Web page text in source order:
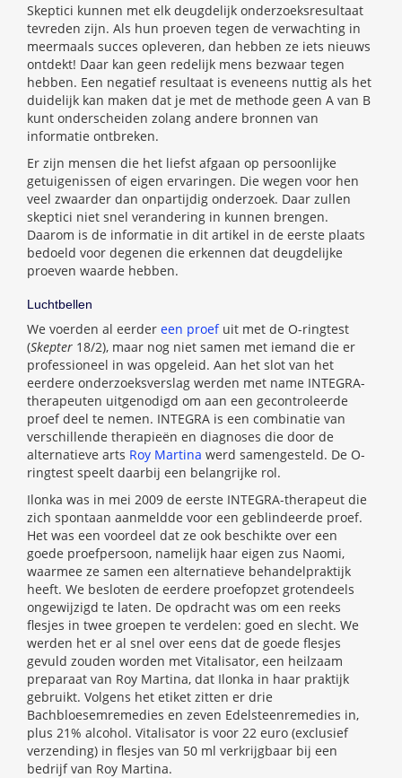
Skeptici kunnen met elk deugdelijk onderzoeksresultaat
tevreden zijn. Als hun proeven tegen de verwachting in
meermaals succes opleveren, dan hebben ze iets nieuws
ontdekt! Daar kan geen redelijk mens bezwaar tegen
hebben. Een negatief resultaat is eveneens nuttig als het
duidelijk kan maken dat je met de methode geen A van B
kunt onderscheiden zolang andere bronnen van
informatie ontbreken.
Er zijn mensen die het liefst afgaan op persoonlijke
getuigenissen of eigen ervaringen. Die wegen voor hen
veel zwaarder dan onpartijdig onderzoek. Daar zullen
skeptici niet snel verandering in kunnen brengen.
Daarom is de informatie in dit artikel in de eerste plaats
bedoeld voor degenen die erkennen dat deugdelijke
proeven waarde hebben.
Luchtbellen
We voerden al eerder een proefuit met de O-ringtest
(Skepter 18/2), maar nog niet samen met iemand die er
professioneel in was opgeleid. Aan het slot van het
eerdere onderzoeksverslag werden met name INTEGRA-
therapeuten uitgenodigd om aan een gecontroleerde
proef deel te nemen. INTEGRA is een combinatie van
verschillende therapieën en diagnoses die door de
alternatieve arts Roy Martina werd samengesteld. De O-
ringtest speelt daarbij een belangrijke rol.
Ilonka was in mei 2009 de eerste INTEGRA-therapeut die
zich spontaan aanmeldde voor een geblindeerde proef.
Het was een voordeel dat ze ook beschikte over een
goede proefpersoon, namelijk haar eigen zus Naomi,
waarmee ze samen een alternatieve behandelpraktijk
heeft. We besloten de eerdere proefopzet grotendeels
ongewijzigd te laten. De opdracht was om een reeks
flesjes in twee groepen te verdelen: goed en slecht. We
werden het er al snel over eens dat de goede flesjes
gevuld zouden worden met Vitalisator, een heilzaam
preparaat van Roy Martina, dat Ilonka in haar praktijk
gebruikt. Volgens het etiket zitten er drie
Bachbloesemremedies en zeven Edelsteenremedies in,
plus 21% alcohol. Vitalisator is voor 22 euro (exclusief
verzending) in flesjes van 50 ml verkrijgbaar bij een
bedrijf van Roy Martina.